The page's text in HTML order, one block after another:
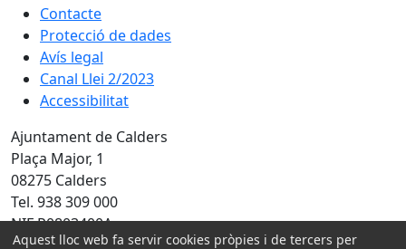
Contacte
Protecció de dades
Avís legal
Canal Llei 2/2023
Accessibilitat
Ajuntament de Calders
Plaça Major, 1
08275 Calders
Tel. 938 309 000
NIF P0803400A
Aquest lloc web fa servir cookies pròpies i de tercers per